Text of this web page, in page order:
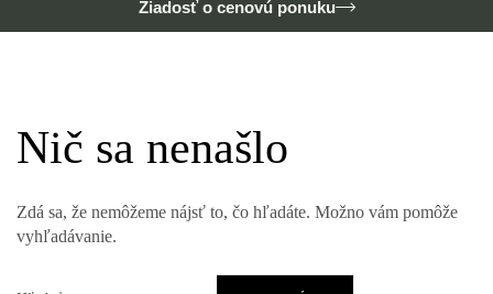
Žiadosť o cenovú ponuku
Nič sa nenašlo
Zdá sa, že nemôžeme nájsť to, čo hľadáte. Možno vám pomôže
vyhľadávanie.